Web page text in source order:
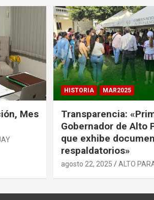
Mes
HISTORIA MAR2025
Transparencia:
Gobernador de Alto
que exhibe
respaldatorios»
agosto 22, 2025 ALTO